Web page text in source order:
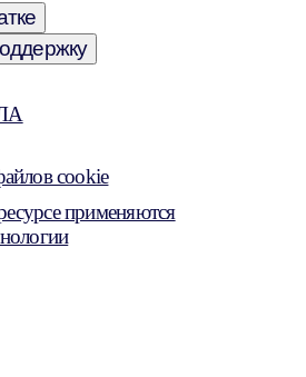
cookie
применяются